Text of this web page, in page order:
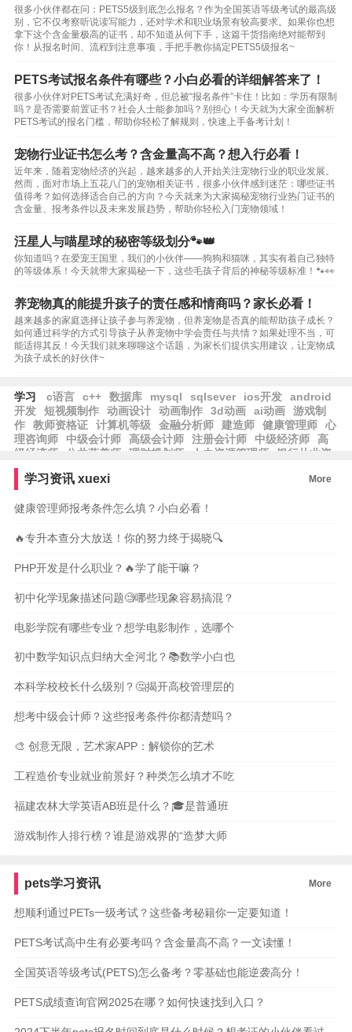
很多小伙伴都在问：PETS5级到底怎么报名？作为全国英语等级考试的最高级
别，它不仅考察听说读写能力，还对学术和职业场景有较高要求。如果你也想
拿下这个含金量极高的证书，却不知道从何下手，这篇干货指南绝对能帮到
你！从报名时间、流程到注意事项，手把手教你搞定PETS5级报名~
PETS考试报名条件有哪些？小白必看的详细解答来了！
很多小伙伴对PETS考试充满好奇，但总被“报名条件”卡住！比如：学历有限制
吗？是否需要前置证书？社会人士能参加吗？别担心！今天就为大家全面解析
PETS考试的报名门槛，帮助你轻松了解规则，快速上手备考计划！
宠物行业证书怎么考？含金量高不高？想入行必看！
近年来，随着宠物经济的兴起，越来越多的人开始关注宠物行业的职业发展。
然而，面对市场上五花八门的宠物相关证书，很多小伙伴感到迷茫：哪些证书
值得考？如何选择适合自己的方向？今天就来为大家揭秘宠物行业热门证书的
含金量、报考条件以及未来发展趋势，帮助你轻松入门宠物领域！
汪星人与喵星球的秘密等级划分🐾👑
你知道吗？在爱宠王国里，我们的小伙伴——狗狗和猫咪，其实有着自己独特
的等级体系！今天就带大家揭秘一下，这些毛孩子背后的神秘等级标准！🐾👀
养宠物真的能提升孩子的责任感和情商吗？家长必看！
越来越多的家庭选择让孩子参与养宠物，但养宠物是否真的能帮助孩子成长？
如何通过科学的方式引导孩子从养宠物中学会责任与共情？如果处理不当，可
能适得其反！今天我们就来聊聊这个话题，为家长们提供实用建议，让宠物成
为孩子成长的好伙伴~
学习 c语言 c++ 数据库 mysql sqlsever ios开发
android
开发
短视频制作 动画设计 动画制作 3d动画 ai动画
游戏制
作
教师资格证 计算机等级 金融分析师 建造师 健康管理师
心
理咨询师
中级会计师 高级会计师 注册会计师 中级经济师
高
级经济师
公共营养师 理财规划师 人力资源管理师
银行从业资
格
学习资讯 xuexi More
健康管理师报考条件怎么填？小白必看！
🔥专升本查分大放送！你的努力终于揭晓🔍
PHP开发是什么职业？🔥学了能干嘛？
初中化学现象描述问题🧐哪些现象容易搞混？
电影学院有哪些专业？想学电影制作，选哪个
初中数学知识点归纳大全河北？📚数学小白也
本科学校校长什么级别？🤔揭开高校管理层的
想考中级会计师？这些报考条件你都清楚吗？
🎨 创意无限，艺术家APP：解锁你的艺术
工程造价专业就业前景好？种类怎么填才不吃
福建农林大学英语AB班是什么？🎓是普通班
游戏制作人排行榜？谁是游戏界的“造梦大师
pets学习资讯 More
想顺利通过PETs一级考试？这些备考秘籍你一定要知道！
PETS考试高中生有必要考吗？含金量高不高？一文读懂！
全国英语等级考试(PETS)怎么备考？零基础也能逆袭高分！
PETS成绩查询官网2025在哪？如何快速找到入口？